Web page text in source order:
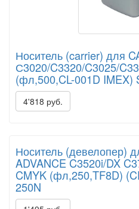
Носитель (carrier) для
С3020/C3320/C3025/
(фл,500,CL-001D IMEX)
4'818 руб.
Носитель (девелопер)
ADVANCE C3520i/DX
CMYK (фл,250,TF8D)
250N